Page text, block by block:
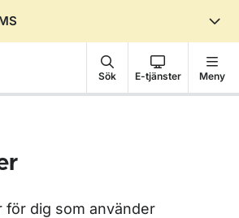
Sök E-tjänster Meny
för dig som använder